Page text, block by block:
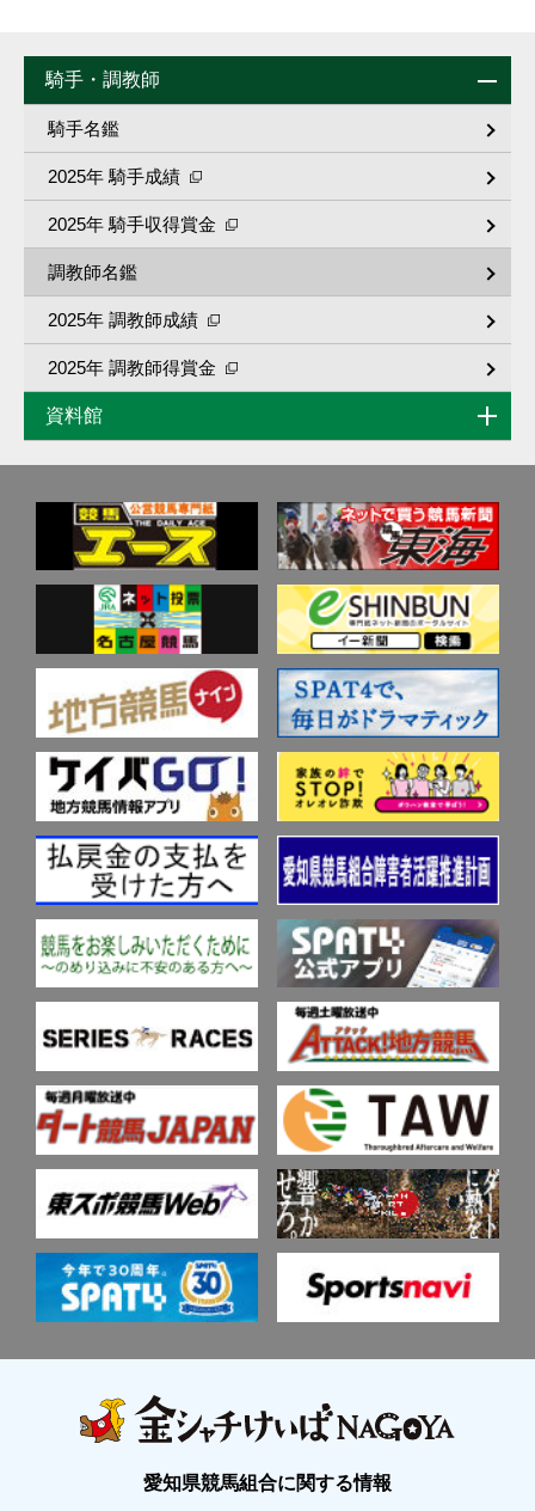
騎手・調教師
騎手名鑑
2025年 騎手成績
2025年 騎手収得賞金
調教師名鑑
2025年 調教師成績
2025年 調教師得賞金
資料館
歴代リーディング
重賞競走成績･馬番別入着一覧
歴代高額払戻金
データベース
愛知県競馬組合に関する情報